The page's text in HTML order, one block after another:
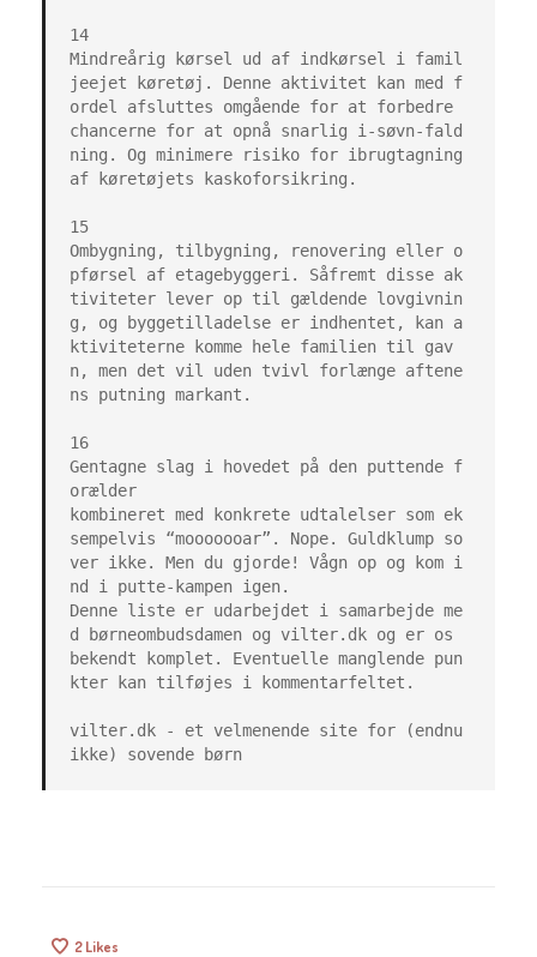
14
Mindreårig kørsel ud af indkørsel i famil
jeejet køretøj. Denne aktivitet kan med f
ordel afsluttes omgående for at forbedre
chancerne for at opnå snarlig i-søvn-fald
ning. Og minimere risiko for ibrugtagning
af køretøjets kaskoforsikring.
15
Ombygning, tilbygning, renovering eller o
pførsel af etagebyggeri. Såfremt disse ak
tiviteter lever op til gældende lovgivnin
g, og byggetilladelse er indhentet, kan a
ktiviteterne komme hele familien til gav
n, men det vil uden tvivl forlænge aftene
ns putning markant.
16
Gentagne slag i hovedet på den puttende f
orælder
kombineret med konkrete udtalelser som ek
sempelvis “mooooooar”. Nope. Guldklump so
ver ikke. Men du gjorde! Vågn op og kom i
nd i putte-kampen igen.
Denne liste er udarbejdet i samarbejde me
d børneombudsdamen og vilter.dk og er os
bekendt komplet. Eventuelle manglende pun
kter kan tilføjes i kommentarfeltet.
vilter.dk - et velmenende site for (endnu
ikke) sovende børn
2 Likes